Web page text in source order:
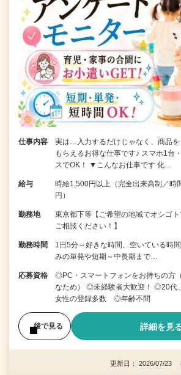
仕事内容
実は…入力するだけじゃなく、商品
もらえるお得な仕事です♪ スマホ1台
スでOK！ ▼こんなお仕事です 化…
給与
時給1,500円以上（完全出来高制／時
円）
勤務地
東京都下等【ご希望の地域でオシゴ
ご相談ください！】
勤務時間
1日5分～好きな時間、空いている時
みの単発や短期～中長期まで…
応募資格
◎PC・スマートフォンをお持ちの方
なため） ◎未経験者大歓迎！ ◎20代
女性の登録多数 ◎年齢不問
後で見る 詳細を見
更新日： 2026/07/23